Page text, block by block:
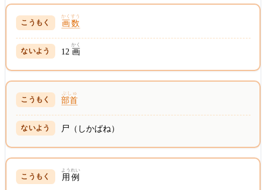
画数
かくすう
12 画
かく
部首
ぶしゅ
尸（しかばね）
用例
ようれい